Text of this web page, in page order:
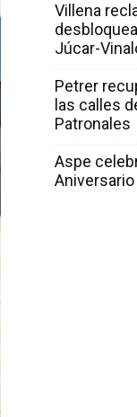
Villena
Júcar-
Petrer
las calles
Patronales
Aspe